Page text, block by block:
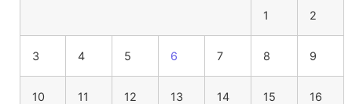
1 2
3 4 5 6 7 8 9
10 11 12 13 14 15 16